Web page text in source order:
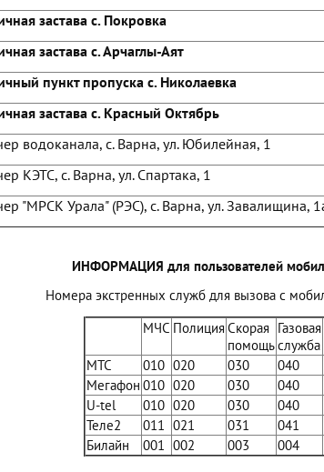
застава с. Покровка
застава с. Арчаглы-Аят
пункт пропуска с. Николаевка
застава с. Красный Октябрь
водоканала, с. Варна, ул. Юбилейная, 1
КЭТС, с. Варна, ул. Спартака, 1
"МРСК Урала" (РЭС), с. Варна, ул. Завалищина,
ИНФОРМАЦИЯ для пользователей
Номера экстренных служб для вызова с
МЧС Полиция Скорая
помощь
Газовая
служба
МТС
010 020 030 040
Мегафон 010 020 030 040
U-tel
010 020 030 040
Теле2
011 021 031 041
Билайн
001 002 003 004